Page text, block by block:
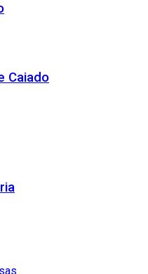
Caiado